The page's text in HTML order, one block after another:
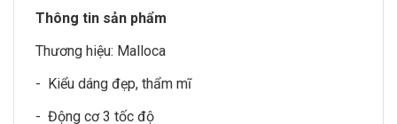
Thông tin sản phẩm
Thương hiệu: Malloca
- Kiểu dáng đẹp, thẩm mĩ
- Động cơ 3 tốc độ